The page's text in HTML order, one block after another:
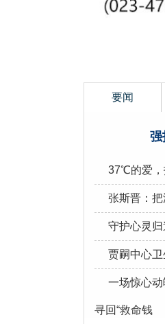
要闻
37℃的爱，
张斯晋：
守护心灵
贾嗣中心
一场惊心
寻回“救命钱